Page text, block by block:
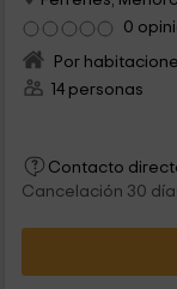
0
Por
14 personas
Contacto
Cancelación 30